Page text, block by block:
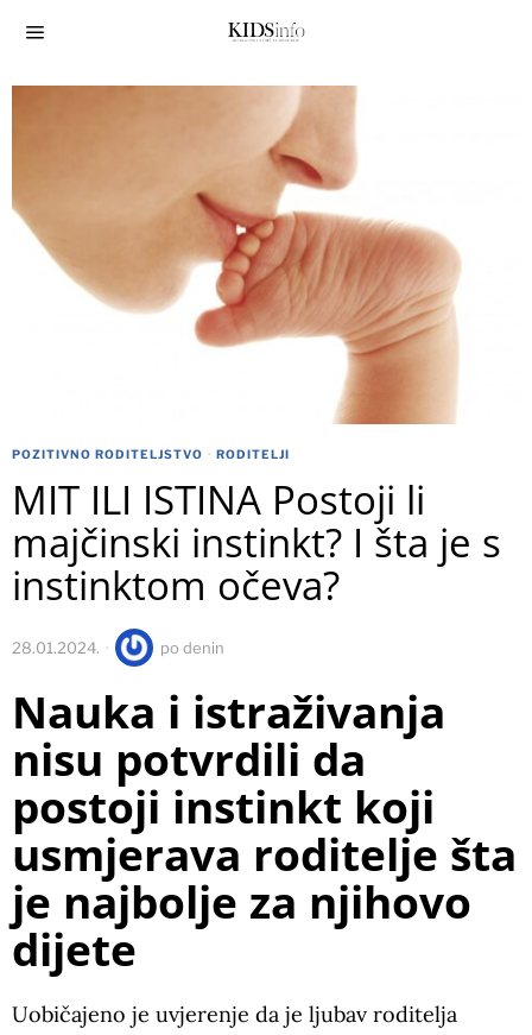
POZITIVNO RODITELJSTVO · RODITELJI
MIT ILI ISTINA Postoji li
majčinski instinkt? I šta je s
instinktom očeva?
28.01.2024. po denin
Nauka i istraživanja
nisu potvrdili da
postoji instinkt koji
usmjerava roditelje šta
je najbolje za njihovo
dijete
Uobičajeno je uvjerenje da je ljubav roditelja